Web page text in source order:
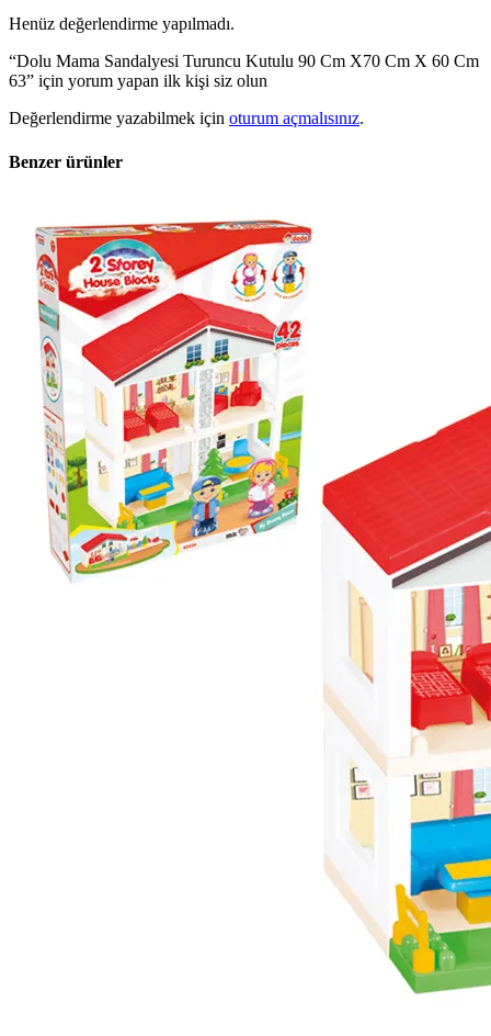
Henüz değerlendirme yapılmadı.
“Dolu Mama Sandalyesi Turuncu Kutulu 90 Cm X70 Cm X 60 Cm
63” için yorum yapan ilk kişi siz olun
Değerlendirme yazabilmek için oturum açmalısınız.
Benzer ürünler